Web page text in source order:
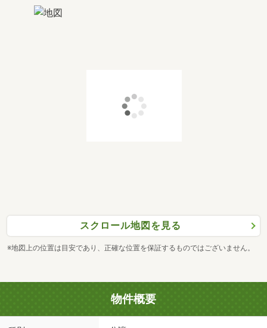
スクロール地図を見る
※地図上の位置は目安であり、正確な位置を保証するものではございません。
物件概要